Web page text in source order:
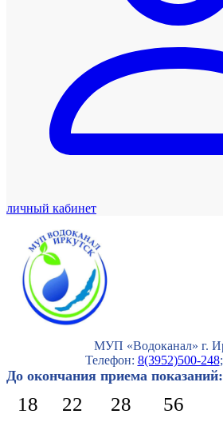
личный кабинет
МУП «Водоканал» г.
Телефон: 8(3952)500-248;
До окончания приема показаний:
18 22 28 55